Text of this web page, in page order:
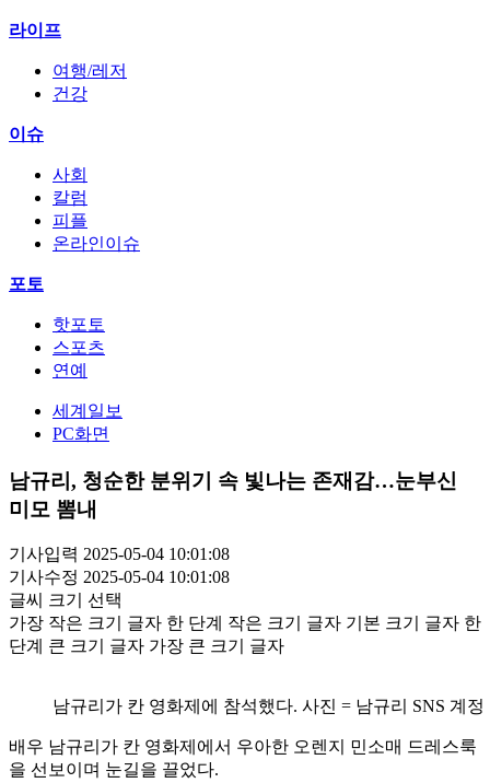
라이프
여행/레저
건강
이슈
사회
칼럼
피플
온라인이슈
포토
핫포토
스포츠
연예
세계일보
PC화면
남규리, 청순한 분위기 속 빛나는 존재감…눈부신
미모 뽐내
기사입력 2025-05-04 10:01:08
기사수정 2025-05-04 10:01:08
글씨 크기 선택
가장 작은 크기 글자 한 단계 작은 크기 글자 기본 크기 글자 한
단계 큰 크기 글자 가장 큰 크기 글자
남규리가 칸 영화제에 참석했다. 사진 = 남규리 SNS 계정
배우 남규리가 칸 영화제에서 우아한 오렌지 민소매 드레스룩
을 선보이며 눈길을 끌었다.